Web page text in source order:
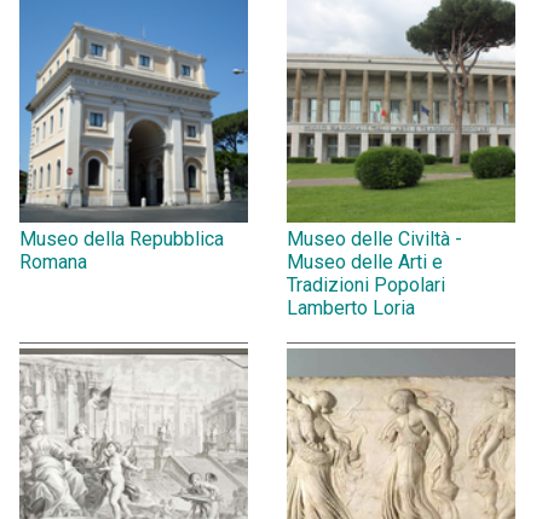
Museo della Repubblica
Romana
Museo delle Civiltà -
Museo delle Arti e
Tradizioni Popolari
Lamberto Loria